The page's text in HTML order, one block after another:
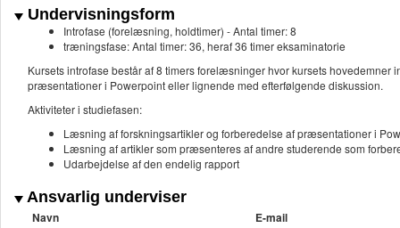
Undervisningsform
Introfase (forelæsning, holdtimer) - Antal timer: 8
træningsfase: Antal timer: 36, heraf 36 timer eksaminatorie
Kursets introfase består af 8 timers forelæsninger hvor kursets
præsentationer i Powerpoint eller lignende med efterfølgende diskussion.
Aktiviteter i studiefasen:
Læsning af forskningsartikler og forberedelse af præsentationer i
Læsning af artikler som præsenteres af andre studerende som
Udarbejdelse af den endelig rapport
Ansvarlig underviser
Navn E-mail